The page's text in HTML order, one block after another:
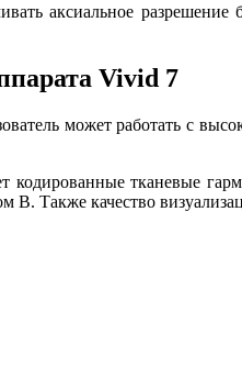
аксиальное
Vivid 7
может работать с
кодированные тканевые
В. Также качество